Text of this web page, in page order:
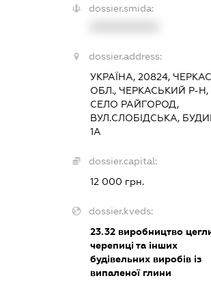
dossier.smida:
dossier.address:
УКРАЇНА, 20824,
ОБЛ., ЧЕРКАСЬКИЙ Р-Н,
СЕЛО РАЙГОРОД,
ВУЛ.СЛОБІДСЬКА,
1А
dossier.capital:
12 000 грн.
dossier.kveds:
23.32 виробництво
черепиці та інших
будівельних виробів із
випаленої глини